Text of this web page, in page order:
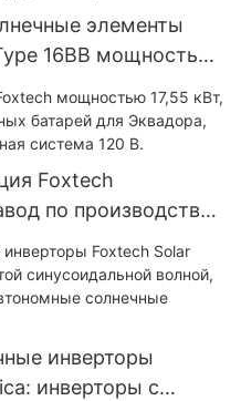
элементы
16BB мощностью
Вт, двусторонние
Foxtech
по производству
Бразилии и
120 В.
инверторы
инверторы с